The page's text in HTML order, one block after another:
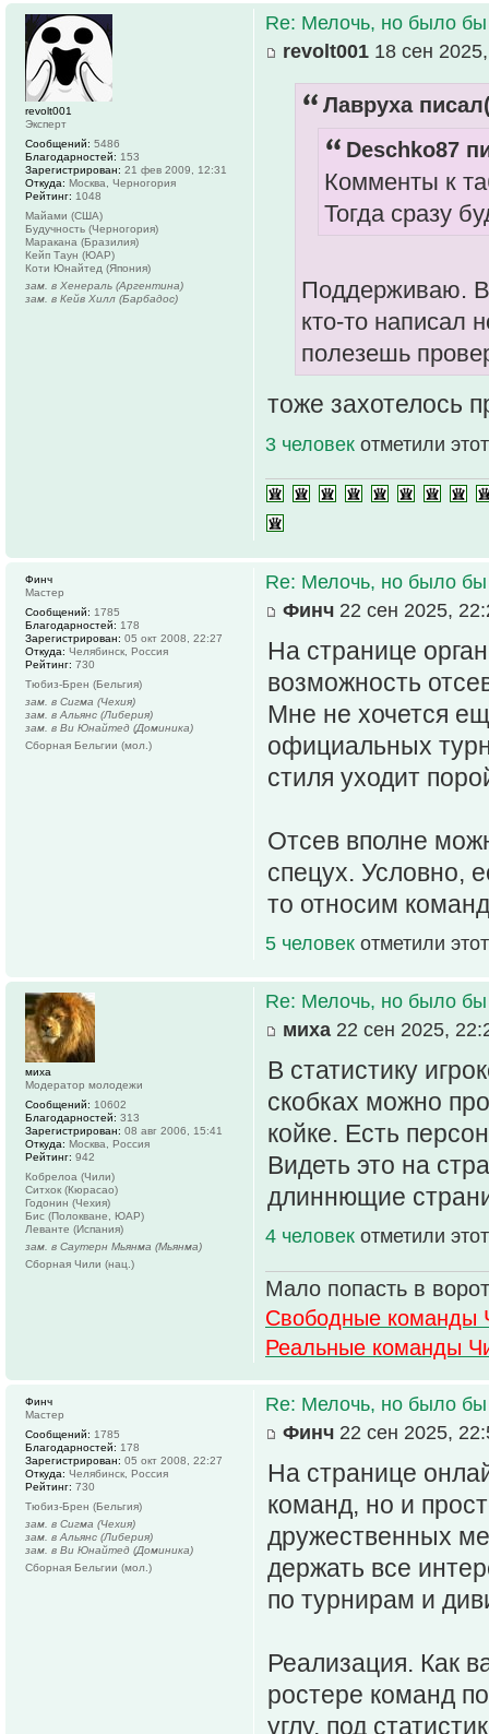
Re: Мелочь, но было бы
revolt001 18 сен
Лавруха
Deschko87
Комменты к
Тогда сразу
Поддерживаю. В
кто-то написал
полезешь
тоже захотелось
3 человек отметили
revolt001
Эксперт
Сообщений: 5486
Благодарностей: 153
Зарегистрирован: 21 фев 2009, 12:31
Откуда: Москва, Черногория
Рейтинг: 1048
Майами (США)
Будучность (Черногория)
Маракана (Бразилия)
Кейп Таун (ЮАР)
Коти Юнайтед (Япония)
зам. в Хенераль (Аргентина)
зам. в Кейв Хилл (Барбадос)
Re: Мелочь, но было бы
Финч 22 сен 2025,
На странице
возможность
Мне не хочется
официальных
стиля уходит
Отсев вполне
спецух. Условно,
то относим
5 человек отметили
Финч
Мастер
Сообщений: 1785
Благодарностей: 178
Зарегистрирован: 05 окт 2008, 22:27
Откуда: Челябинск, Россия
Рейтинг: 730
Тюбиз-Брен (Бельгия)
зам. в Сигма (Чехия)
зам. в Альянс (Либерия)
зам. в Ви Юнайтед (Доминика)
Сборная Бельгии (мол.)
Re: Мелочь, но было бы
миха 22 сен 2025,
В статистику
скобках можно
койке. Есть
Видеть это на
длиннющие
4 человек отметили
Мало попасть в
Свободные команды
Реальные команды
миха
Модератор молодежи
Сообщений: 10602
Благодарностей: 313
Зарегистрирован: 08 авг 2006, 15:41
Откуда: Москва, Россия
Рейтинг: 942
Кобрелоа (Чили)
Ситхок (Кюрасао)
Годонин (Чехия)
Бис (Полокване, ЮАР)
Леванте (Испания)
зам. в Саутерн Мьянма (Мьянма)
Сборная Чили (нац.)
Re: Мелочь, но было бы
Финч 22 сен 2025,
На странице
команд, но и
дружественных
держать все
по турнирам и
Реализация. Как
ростере команд
углу, под
Финч
Мастер
Сообщений: 1785
Благодарностей: 178
Зарегистрирован: 05 окт 2008, 22:27
Откуда: Челябинск, Россия
Рейтинг: 730
Тюбиз-Брен (Бельгия)
зам. в Сигма (Чехия)
зам. в Альянс (Либерия)
зам. в Ви Юнайтед (Доминика)
Сборная Бельгии (мол.)